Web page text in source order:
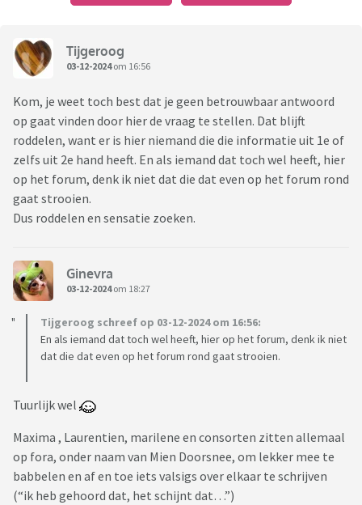
vreemdgaander gaat neerzetten.
Ik wil met dit topic vooral ook de leuke of aparte dingen van
de queen (en haar naaste omgeving) benoemen.
Ik hou van haar kleurige pakjes en hoedjes. En jij?
Tijgeroog
03-12-2024om 16:56
Kom, je weet toch best dat je geen betrouwbaar antwoord
op gaat vinden door hier de vraag te stellen. Dat blijft
roddelen, want er is hier niemand die die informatie uit 1e of
zelfs uit 2e hand heeft. En als iemand dat toch wel heeft, hier
op het forum, denk ik niet dat die dat even op het forum rond
gaat strooien.
Dus roddelen en sensatie zoeken.
Ginevra
03-12-2024om 18:27
Tijgeroog schreef op 03-12-2024 om 16:56:
En als iemand dat toch wel heeft, hier op het forum, denk ik niet
dat die dat even op het forum rond gaat strooien.
Tuurlijk wel
Maxima , Laurentien, marilene en consorten zitten allemaal
op fora, onder naam van Mien Doorsnee, om lekker mee te
babbelen en af en toe iets valsigs over elkaar te schrijven
(“ik heb gehoord dat, het schijnt dat…”)